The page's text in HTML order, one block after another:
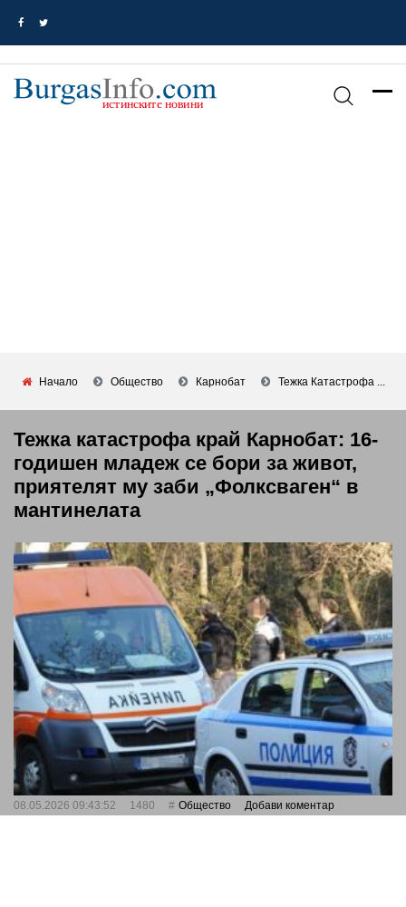
Начало Общество Карнобат Тежка Катастрофа ...
Тежка катастрофа край Карнобат: 16-
годишен младеж се бори за живот,
приятелят му заби „Фолксваген“ в
мантинелата
08.05.2026 09:43:52 1480 Общество Добави коментар